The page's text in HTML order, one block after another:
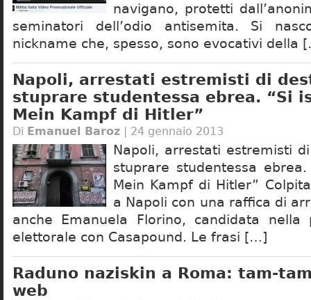
navigano, protetti
seminatori dell’odio antisemita. Si
nickname che, spesso, sono evocativi della
Napoli, arrestati estremisti di
stuprare studentessa ebrea. “Si
Mein Kampf di Hitler”
Di Emanuel Baroz | 24 gennaio 2013
Napoli, arrestati estremisti
stuprare studentessa
Mein Kampf di Hitler”
a Napoli con una raffica di
anche Emanuela Florino, candidata nella
elettorale con Casapound. Le frasi […]
Raduno naziskin a Roma: tam-
web